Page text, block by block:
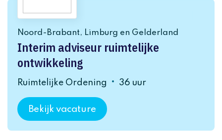
Noord-Brabant, Limburg en Gelderland
Interim adviseur ruimtelijke
ontwikkeling
Ruimtelijke Ordening 36 uur
Bekijk vacature